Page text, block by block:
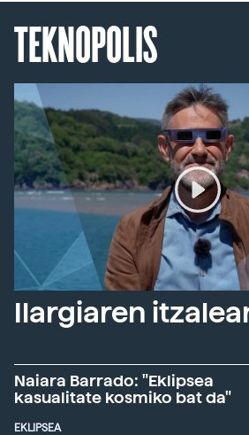
TEKNOPOLIS
Ilargiaren
Naiara Barrado: "Eklipsea
kasualitate kosmiko bat da"
EKLIPSEA